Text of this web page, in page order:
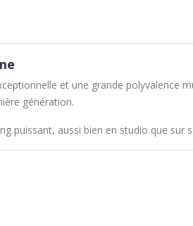
et une grande polyvalence
génération.
puissant, aussi bien en studio que sur